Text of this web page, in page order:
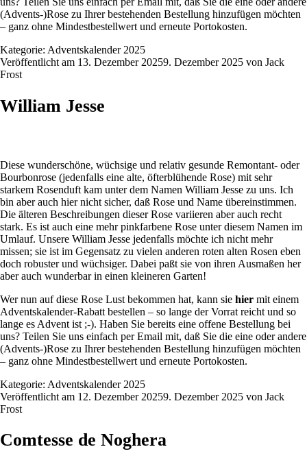
(Advents-)Rose zu Ihrer bestehenden Bestellung hinzufügen möchten
– ganz ohne Mindestbestellwert und erneute Portokosten.
Kategorie: Adventskalender 2025
Veröffentlicht am 13. Dezember 20259. Dezember 2025 von Jack
Frost
William Jesse
Diese wunderschöne, wüchsige und relativ gesunde Remontant- oder
Bourbonrose (jedenfalls eine alte, öfterblühende Rose) mit sehr
starkem Rosenduft kam unter dem Namen William Jesse zu uns. Ich
bin aber auch hier nicht sicher, daß Rose und Name übereinstimmen.
Die älteren Beschreibungen dieser Rose variieren aber auch recht
stark. Es ist auch eine mehr pinkfarbene Rose unter diesem Namen im
Umlauf. Unsere William Jesse jedenfalls möchte ich nicht mehr
missen; sie ist im Gegensatz zu vielen anderen roten alten Rosen eben
doch robuster und wüchsiger. Dabei paßt sie von ihren Ausmaßen her
aber auch wunderbar in einen kleineren Garten!
Wer nun auf diese Rose Lust bekommen hat, kann sie hier mit einem
Adventskalender-Rabatt bestellen – so lange der Vorrat reicht und so
lange es Advent ist ;-). Haben Sie bereits eine offene Bestellung bei
uns? Teilen Sie uns einfach per Email mit, daß Sie die eine oder andere
(Advents-)Rose zu Ihrer bestehenden Bestellung hinzufügen möchten
– ganz ohne Mindestbestellwert und erneute Portokosten.
Kategorie: Adventskalender 2025
Veröffentlicht am 12. Dezember 20259. Dezember 2025 von Jack
Frost
Comtesse de Noghera